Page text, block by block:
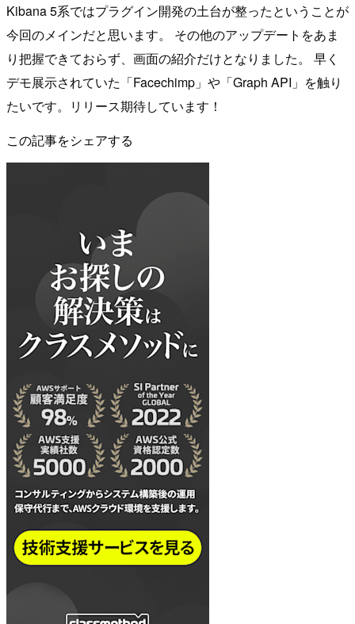
Kibana 5系ではプラグイン開発の土台が整ったということが
今回のメインだと思います。 その他のアップデートをあま
り把握できておらず、画面の紹介だけとなりました。 早く
デモ展示されていた「Facechimp」や「Graph API」を触り
たいです。リリース期待しています！
この記事をシェアする